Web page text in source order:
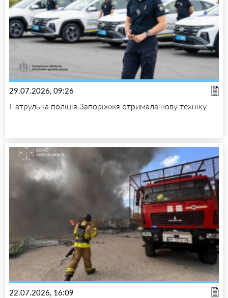
29.07.2026, 09:26
Патрульна поліція Запоріжжя отримала нову техніку
22.07.2026, 16:09